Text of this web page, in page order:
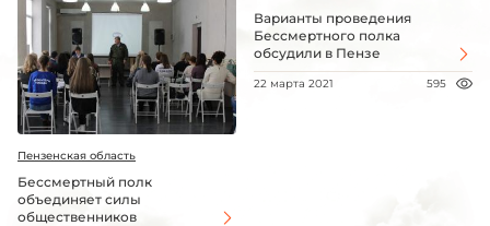
Пензенская область
Бессмертный полк
объединяет силы
общественников
Варианты проведения
Бессмертного полка
обсудили в Пензе
22 марта 2021 595